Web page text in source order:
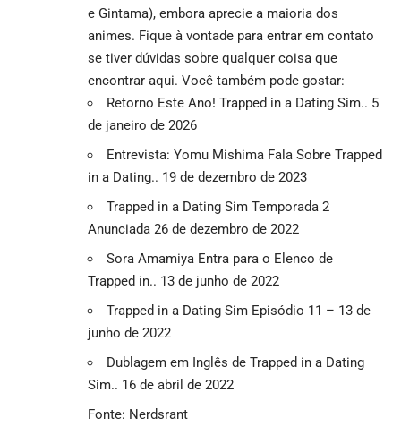
e Gintama), embora aprecie a maioria dos
animes. Fique à vontade para entrar em contato
se tiver dúvidas sobre qualquer coisa que
encontrar aqui. Você também pode gostar:
Retorno Este Ano! Trapped in a Dating Sim.. 5
de janeiro de 2026
Entrevista: Yomu Mishima Fala Sobre Trapped
in a Dating.. 19 de dezembro de 2023
Trapped in a Dating Sim Temporada 2
Anunciada 26 de dezembro de 2022
Sora Amamiya Entra para o Elenco de
Trapped in.. 13 de junho de 2022
Trapped in a Dating Sim Episódio 11 – 13 de
junho de 2022
Dublagem em Inglês de Trapped in a Dating
Sim.. 16 de abril de 2022
Fonte: Nerdsrant